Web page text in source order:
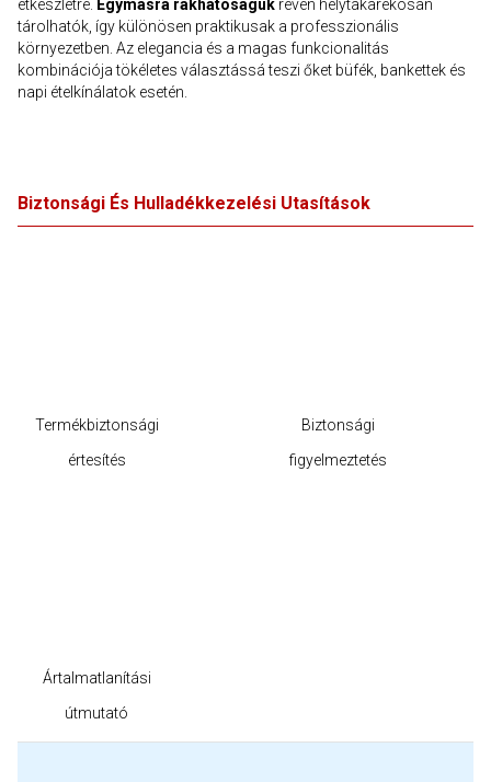
étkészletre. Egymásra rakhatóságuk révén helytakarékosan
tárolhatók, így különösen praktikusak a professzionális
környezetben. Az elegancia és a magas funkcionalitás
kombinációja tökéletes választássá teszi őket büfék, bankettek és
napi ételkínálatok esetén.
Biztonsági És Hulladékkezelési Utasítások
Termékbiztonsági
értesítés
Biztonsági
figyelmeztetés
Ártalmatlanítási
útmutató